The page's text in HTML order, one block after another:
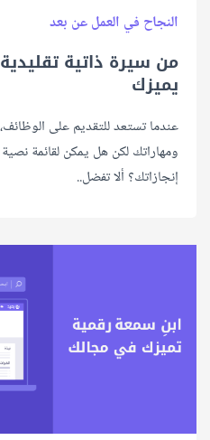
النجاح في العمل عن بعد
من سيرة ذاتية
يميزك
عندما تستعد للتقديم على
ومهاراتك لكن هل يمكن لقائمة
إنجازاتك؟ ألا تفضل..